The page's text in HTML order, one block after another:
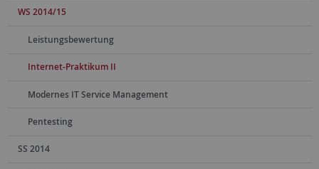
WS 2014/15
Leistungsbewertung
Internet-Praktikum II
Modernes IT Service Management
Pentesting
SS 2014